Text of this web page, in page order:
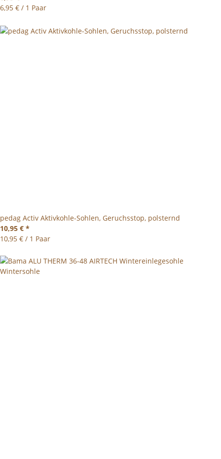
6,95 € / 1 Paar
pedag Activ Aktivkohle-Sohlen, Geruchsstop, polsternd
10,95 € *
10,95 € / 1 Paar